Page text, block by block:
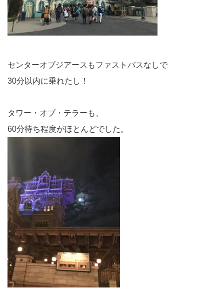
センターオブジアースもファストパスなしで
30分以内に乗れたし！
タワー・オブ・テラーも、
60分待ち程度がほとんどでした。